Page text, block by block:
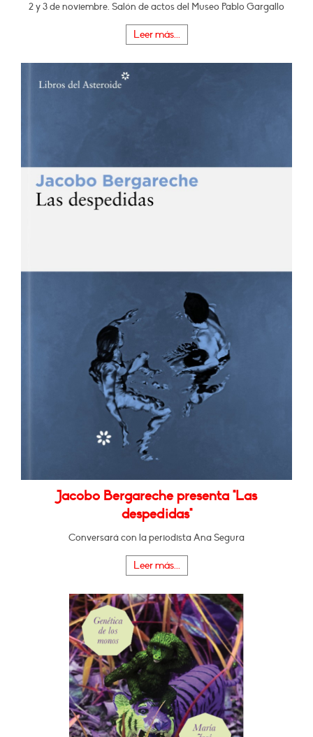
2 y 3 de noviembre. Salón de actos del Museo Pablo Gargallo
Leer más...
Jacobo Bergareche presenta "Las
despedidas"
Conversará con la periodista Ana Segura
Leer más...